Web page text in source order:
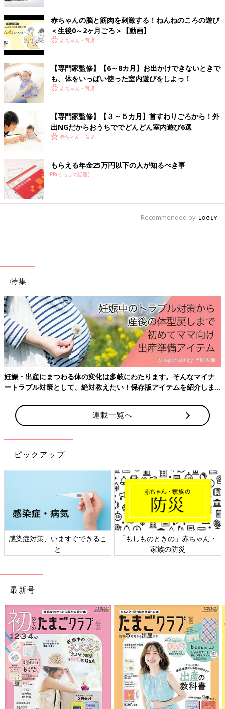
首がすわり、寝返りを始める子も出てくる時期には、少し体を使
った遊びもおすすめです。
大人の太ももをまたぐ姿勢で、赤ちゃんを座らせます。わきのし
たを持ち、「おうまさんパッカパッカ」と大人の足を上下にリズ
【６～８カ月ごろ おすわり・はいはいのころの遊び】ど
こに行ったかな？
赤ちゃんの目の前でおもちゃをハンカチなどで覆い隠すと、赤ち
ゃんが自分でハンカチをめくって探すように。おすわりの姿勢か
らはいはいで物を探す動きも促せます。（金元先生）
【９カ月～１才ごろ つかまり立ち・あんよのころの遊
び】立っちでダンシング♪
赤ちゃんの脳と筋肉を刺激する！ねんねのころの遊び
＜生後0～2ヶ月ごろ＞【動画】
赤ちゃん・育児
【専門家監修】【6～8カ月】お出かけできないときで
も、体をいっぱい使った室内遊びをしよっ！
赤ちゃん・育児
【専門家監修】【３～５カ月】首すわりごろから！外
出NGだからおうちででどんどん室内遊び6選
赤ちゃん・育児
もらえる年金25万円以下の人が知るべき事
PR(くらしの話題)
Recommended by
特集
妊娠・出産にまつわる体の変化は多岐にわたります。そんなマイナ
ートラブル対策として、絶対教えたい！保存版アイテムを紹介しま
連載一覧へ
ピックアップ
感染症対策、いますぐできるこ
と
「もしものときの」赤ちゃん・
家族の防災
最新号